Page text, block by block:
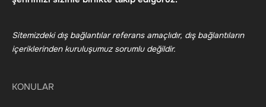
Sitemizdeki dış bağlantılar referans amaçlıdır, dış bağlantıların
içeriklerinden kuruluşumuz sorumlu değildir.
KONULAR